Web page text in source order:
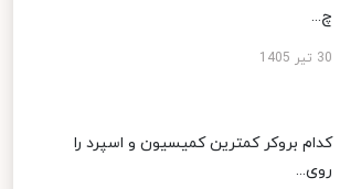
چ...
30 تیر 1405
کدام بروکر کمترین کمیسیون و اسپرد را
روی...